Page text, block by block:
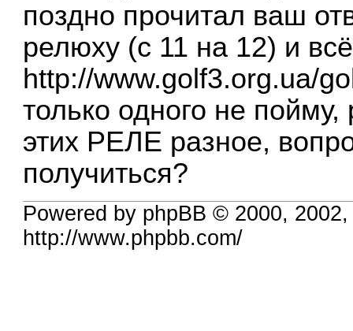
поздно прочитал ваш
релюху (с 11 на 12) и
http://www.golf3.org.ua/
только одного не
этих РЕЛЕ разное,
получиться?
Powered by phpBB © 2000,
http://www.phpbb.com/